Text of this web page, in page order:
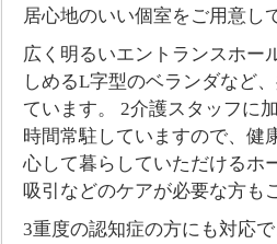
居心地のいい個室をご用意し
広く明るいエントランスホー
しめるL字型のベランダなど
ています。 2介護スタッフに
時間常駐していますので、健
心して暮らしていただけるホ
吸引などのケアが必要な方も
3重度の認知症の方にも対応